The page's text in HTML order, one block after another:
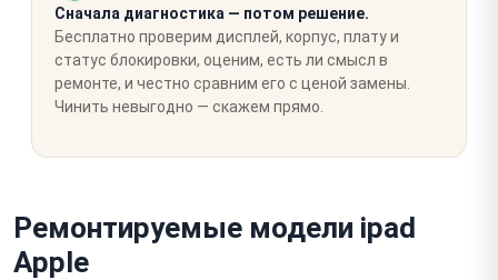
Сначала диагностика — потом решение.
Бесплатно проверим дисплей, корпус, плату и
статус блокировки, оценим, есть ли смысл в
ремонте, и честно сравним его с ценой замены.
Чинить невыгодно — скажем прямо.
Ремонтируемые модели ipad
Apple